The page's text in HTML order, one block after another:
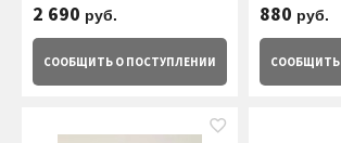
2 690 руб.
СООБЩИТЬ О ПОСТУПЛЕНИИ
880 руб.
СООБЩИТЬ